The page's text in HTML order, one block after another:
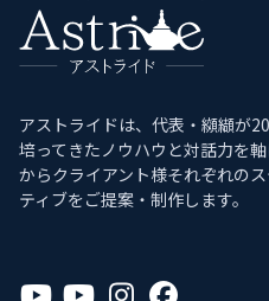
アストライドは、代表・纐纈が
培ってきたノウハウと対話力を
からクライアント様それぞれの
ティブをご提案・制作します。
ア ア ア ア